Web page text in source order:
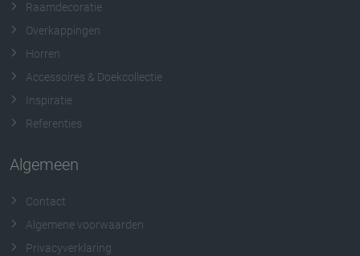
Raamdecoratie
Overkappingen
Horren
Accessoires & Doekcollectie
Inspiratie
Referenties
Algemeen
Contact
Algemene voorwaarden
Privacyverklaring